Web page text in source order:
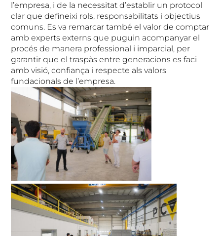
l’empresa, i de la necessitat d’establir un protocol
clar que defineixi rols, responsabilitats i objectius
comuns. Es va remarcar també el valor de comptar
amb experts externs que puguin acompanyar el
procés de manera professional i imparcial, per
garantir que el traspàs entre generacions es faci
amb visió, confiança i respecte als valors
fundacionals de l’empresa.